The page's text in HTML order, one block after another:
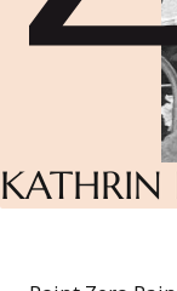
KATHRIN